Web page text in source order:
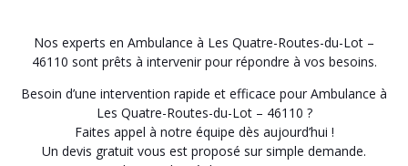
Nos experts en Ambulance à Les Quatre-Routes-du-Lot –
46110 sont prêts à intervenir pour répondre à vos besoins.
Besoin d’une intervention rapide et efficace pour Ambulance à
Les Quatre-Routes-du-Lot – 46110 ?
Faites appel à notre équipe dès aujourd’hui !
Un devis gratuit vous est proposé sur simple demande.